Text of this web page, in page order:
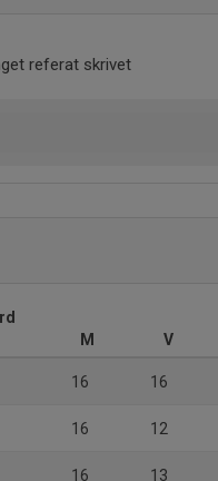
referat skrivet
M V
16 16
16 12
16 13